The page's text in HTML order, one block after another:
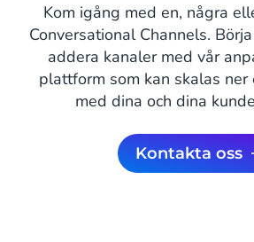
Kom igång med en, några
Conversational Channels.
addera kanaler med vår
plattform som kan skalas
med dina och dina
Kontakta oss